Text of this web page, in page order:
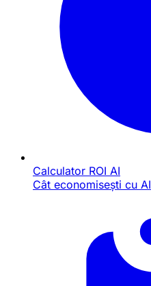
Calculator ROI AI
Cât economisești cu AI